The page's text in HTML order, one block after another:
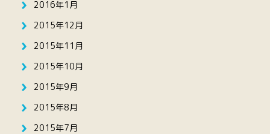
2016年1月
2015年12月
2015年11月
2015年10月
2015年9月
2015年8月
2015年7月